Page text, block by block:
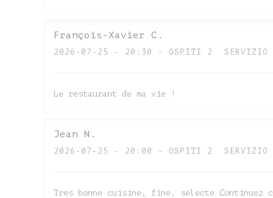
François-Xavier C
2026-07-25 - 20:30 - OSPITI 2 SERVIZIO
Le restaurant de ma vie !
Jean N
2026-07-25 - 20:00 - OSPITI 2 SERVIZIO
Tres bonne cuisine, fine, selecte Continuez